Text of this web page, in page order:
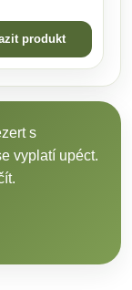
produkt
s
vyplatí upéct.